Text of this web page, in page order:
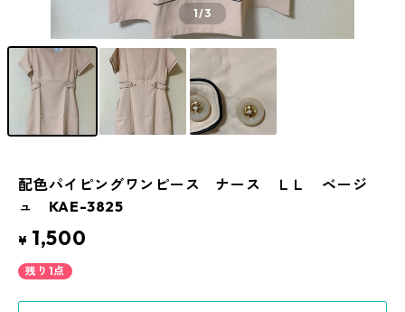
1/3
配色パイピングワンピース ナース ＬＬ ベージ
ュ KAE-3825
¥ 1,500
残り1点